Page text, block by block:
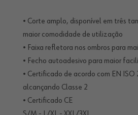
• Corte amplo, disponível em três
maior comodidade de utilização
• Faixa refletora nos ombros para
• Fecho autoadesivo para maior
• Certificado de acordo com EN
alcançando Classe 2
• Certificado CE